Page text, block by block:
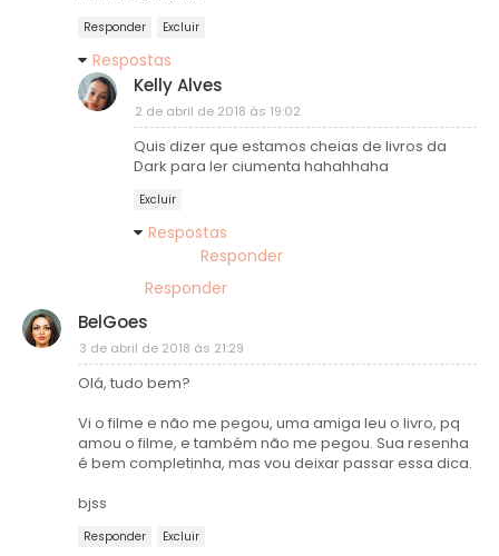
Responder Excluir
Respostas
Kelly Alves
2 de abril de 2018 às 19:02
Quis dizer que estamos cheias de livros da
Dark para ler ciumenta hahahhaha
Excluir
Respostas
Responder
Responder
BelGoes
3 de abril de 2018 às 21:29
Olá, tudo bem?
Vi o filme e não me pegou, uma amiga leu o livro, pq
amou o filme, e também não me pegou. Sua resenha
é bem completinha, mas vou deixar passar essa dica.
bjss
Responder Excluir